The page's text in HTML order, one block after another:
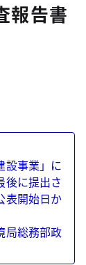
報告書
設事業」に
後に提出さ
表開始日か
局総務部政